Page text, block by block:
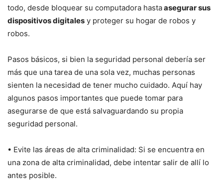
todo, desde bloquear su computadora hastaasegurar sus
dispositivos digitales y proteger su hogar de robos y
robos.
Pasos básicos, si bien la seguridad personal debería ser
más que una tarea de una sola vez, muchas personas
sienten la necesidad de tener mucho cuidado. Aquí hay
algunos pasos importantes que puede tomar para
asegurarse de que está salvaguardando su propia
seguridad personal.
• Evite las áreas de alta criminalidad: Si se encuentra en
una zona de alta criminalidad, debe intentar salir de allí lo
antes posible.